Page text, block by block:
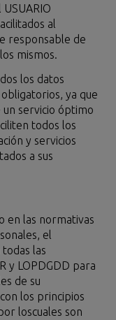
al
responsable de
mismos.
los datos
ya que
un servicio óptimo
todos los
y servicios
a sus
en las normativas
el
todas las
y LOPDGDD para
de su
los principios
loscuales son